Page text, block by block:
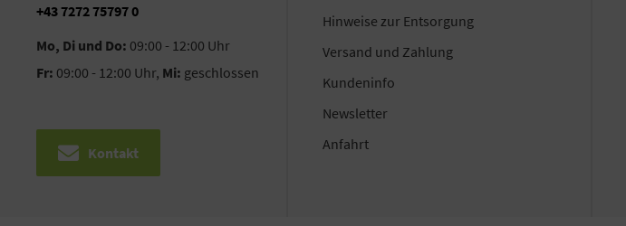
+43 7272 75797 0
Mo, Di und Do: 09:00 - 12:00 Uhr
Fr: 09:00 - 12:00 Uhr, Mi: geschlossen
Kontakt
Hinweise zur Entsorgung
Versand und Zahlung
Kundeninfo
Newsletter
Anfahrt